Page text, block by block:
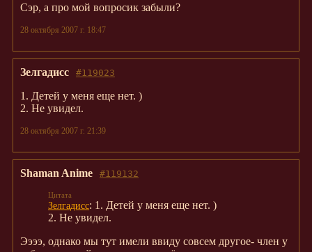
Сэр, а про мой вопросик забыли?
28 октября 2007 г. 18:47
#119023
Зелгадисс
1. Детей у меня еще нет. )
2. Не увидел.
28 октября 2007 г. 21:39
#119132
Shaman Anime
Зелгадисс: 1. Детей у меня еще нет. )
2. Не увидел.
Ээээ, однако мы тут имели ввиду совсем другое- член у